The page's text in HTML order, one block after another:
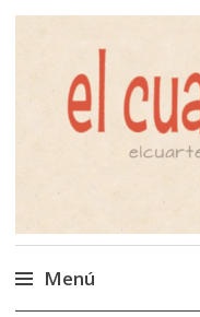
El
Menú